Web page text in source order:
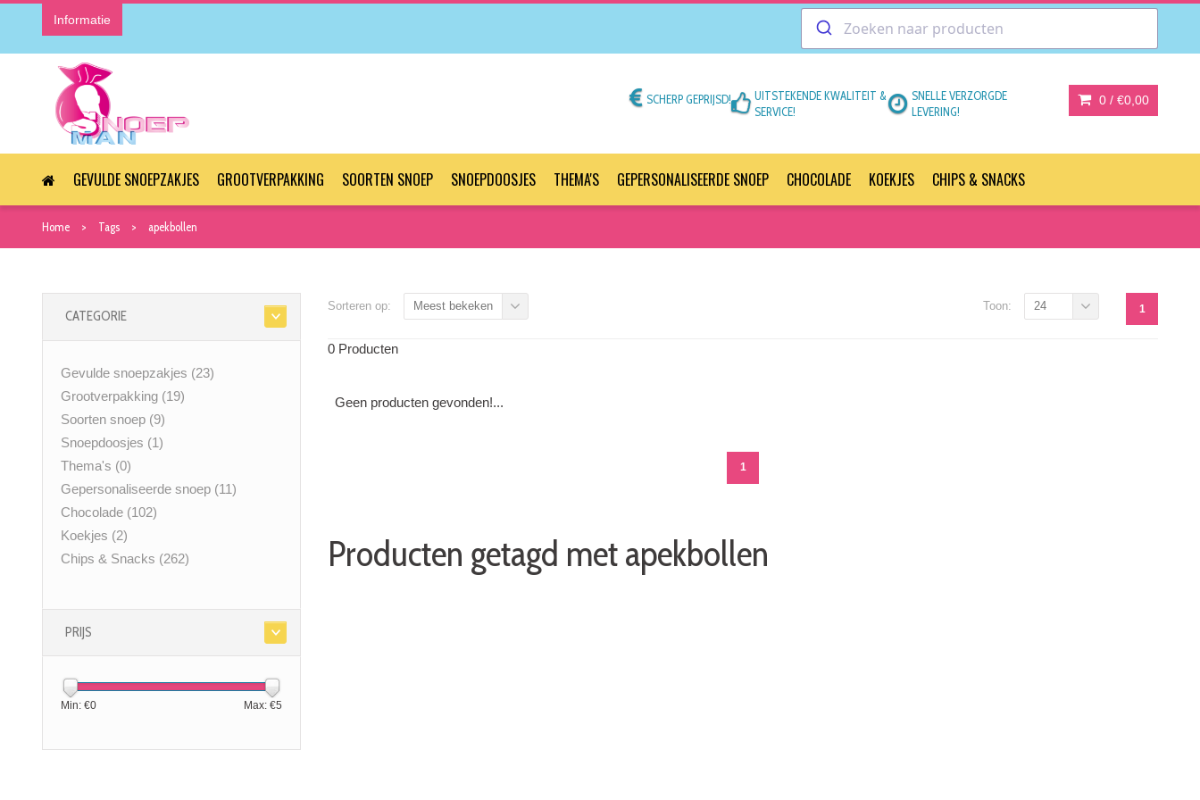
Informatie
SCHERP GEPRIJSD!
UITSTEKENDE KWALITEIT &
SERVICE!
SNELLE VERZORGDE
LEVERING!
0 / €0,00
GEVULDE SNOEPZAKJES GROOTVERPAKKING SOORTEN SNOEP SNOEPDOOSJES THEMA'S GEPERSONALISEERDE SNOEP CHOCOLADE KOEKJES CHIPS & SNACKS
Home Tags apekbollen
CATEGORIE
Gevulde snoepzakjes (23)
Grootverpakking (19)
Soorten snoep (9)
Snoepdoosjes (1)
Thema's (0)
Gepersonaliseerde snoep (11)
Chocolade (102)
Koekjes (2)
Chips & Snacks (262)
PRIJS
Min: €0 Max: €5
Sorteren op: Meest bekeken 1
Toon: 24
0 Producten
Geen producten gevonden!...
1
Producten getagd met apekbollen